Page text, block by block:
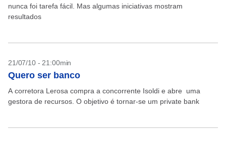
nunca foi tarefa fácil. Mas algumas iniciativas mostram
resultados
21/07/10 - 21:00min
Quero ser banco
A corretora Lerosa compra a concorrente Isoldi e abre uma
gestora de recursos. O objetivo é tornar-se um private bank